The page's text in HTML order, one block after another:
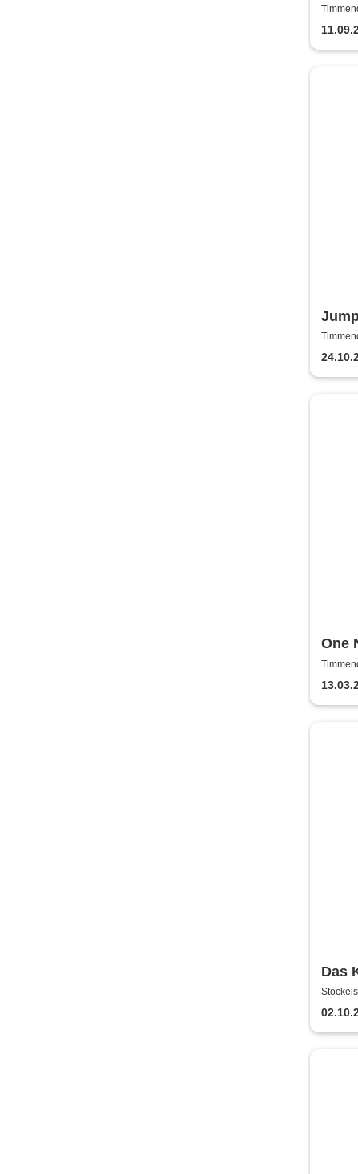
of 25
One
to
Das